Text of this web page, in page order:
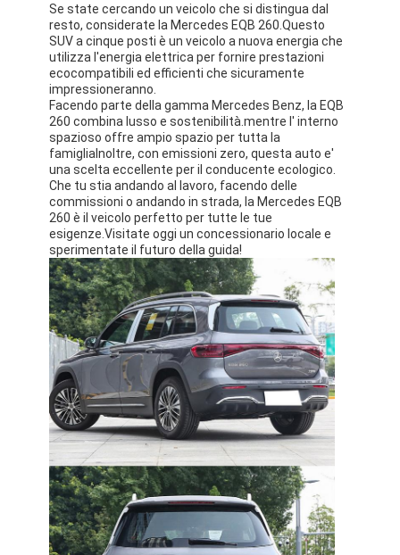
Se state cercando un veicolo che si distingua dal
resto, considerate la Mercedes EQB 260.Questo
SUV a cinque posti è un veicolo a nuova energia che
utilizza l'energia elettrica per fornire prestazioni
ecocompatibili ed efficienti che sicuramente
impressioneranno.
Facendo parte della gamma Mercedes Benz, la EQB
260 combina lusso e sostenibilità.mentre l' interno
spazioso offre ampio spazio per tutta la
famigliaInoltre, con emissioni zero, questa auto e'
una scelta eccellente per il conducente ecologico.
Che tu stia andando al lavoro, facendo delle
commissioni o andando in strada, la Mercedes EQB
260 è il veicolo perfetto per tutte le tue
esigenze.Visitate oggi un concessionario locale e
sperimentate il futuro della guida!